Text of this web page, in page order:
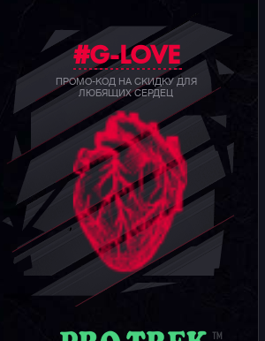
#G-LOVE
ПРОМО-КОД НА СКИДКУ ДЛЯ
ЛЮБЯЩИХ СЕРДЕЦ